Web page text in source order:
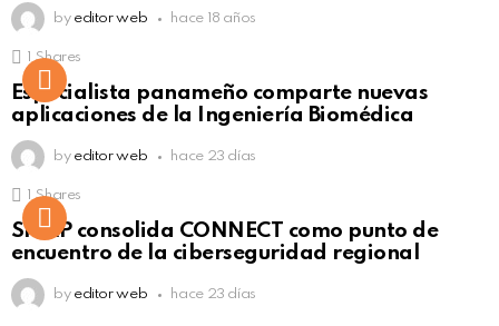
by editor web hace 18 años
Click to view this post
Shares
Especialista panameño comparte nuevas
aplicaciones de la Ingeniería Biomédica
by editor web hace 23 días
Click to view this post
Shares
SISAP consolida CONNECT como punto de
encuentro de la ciberseguridad regional
by editor web hace 23 días